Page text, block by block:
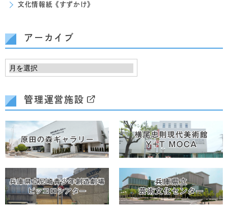
文化情報紙《すずかけ》
アーカイブ
管理運営施設